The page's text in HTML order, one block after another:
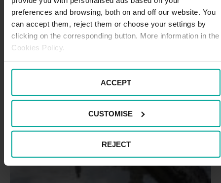
preferences and browsing, both on and off our website. You
can accept them, reject them or choose your settings by
clicking on the corresponding button. More information in the
Cookies Policy.
ACCEPT
CUSTOMISE
REJECT